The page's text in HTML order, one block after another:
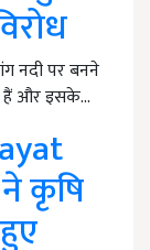
नदी पर बनने
हैं और इसके…
कृषि